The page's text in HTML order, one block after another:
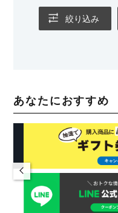
絞り込み
あなたにおすすめ